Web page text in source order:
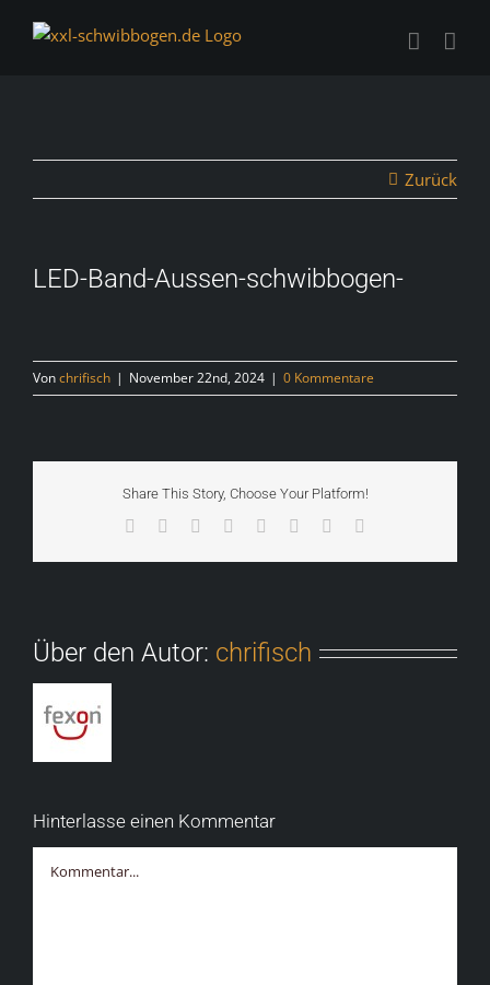
Inhalt
Zurück
LED-Band-Aussen-schwibbogen-
Vonchrifisch | November 22nd, 2024 | 0 Kommentare
Share This Story, Choose Your Platform!
Facebook Reddit LinkedIn
TumblrPinterest
Über den Autor: chrifisch
Hinterlasse einen Kommentar